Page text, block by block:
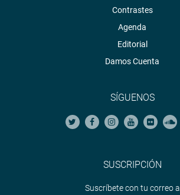
Contrastes
Agenda
Editorial
Damos Cuenta
SÍGUENOS
SUSCRIPCIÓN
Suscríbete con tu correo a